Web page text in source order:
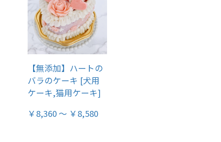
【無添加】ハートの
バラのケーキ [犬用
ケーキ,猫用ケーキ]
￥8,360 ～ ￥8,580